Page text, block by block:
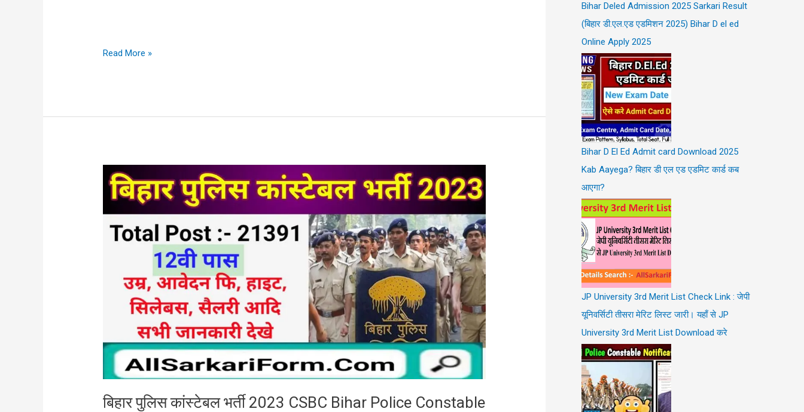
Read More »
बिहार पुलिस कांस्टेबल भर्ती 2023 CSBC Bihar Police Constable
बिहार
पुलिस
कांस्टेबल
2023
Police
Constable
Sarkari
Result
Bihar Deled Admission 2025 Sarkari Result
(बिहार डी.एल.एड एडमिशन 2025) Bihar D el ed
Online Apply 2025
Bihar D El Ed Admit card Download 2025
Kab Aayega? बिहार डी एल एड एडमिट कार्ड कब
आएगा?
JP University 3rd Merit List Check Link : जेपी
यूनिवर्सिटी तीसरा मेरिट लिस्ट जारी। यहाँ से JP
University 3rd Merit List Download करे